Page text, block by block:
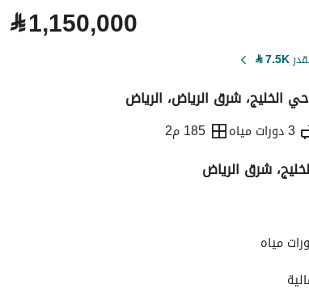
⃁1,150,000
7.5K
⃁
الخليج، شرق الرياض، الرياض
3 دورات مياه 185 م2
معلومات ترخيص الإعلان
شرق الرياض